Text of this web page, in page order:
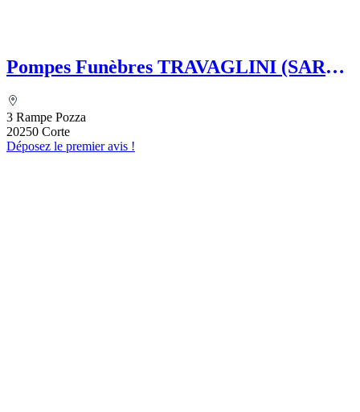
Pompes Funèbres TRAVAGLINI (SARL)
secondaire Grégoire TRAVAGLINI
3 Rampe Pozza
20250 Corte
Déposez le premier avis !